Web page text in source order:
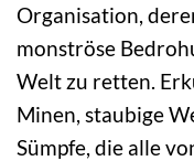
Organisation,
monströse
Welt zu retten.
Minen, staubige
Sümpfe, die alle